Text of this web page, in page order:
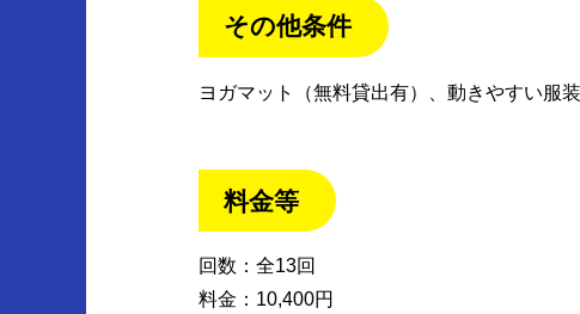
その他条件
ヨガマット（無料貸出有）、動きやすい服
料金等
回数：全13回
料金：10,400円